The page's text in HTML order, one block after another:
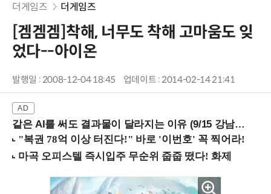
더게임즈 더게임즈
[겜겜겜]착해, 너무도 착해 고마움도 잊
었다--아이온
발행일 : 2008-12-04 18:45 업데이트 : 2014-02-14 21:41
같은 AI를 써도 결과물이 달라지는 이유 (9/15 강남역)